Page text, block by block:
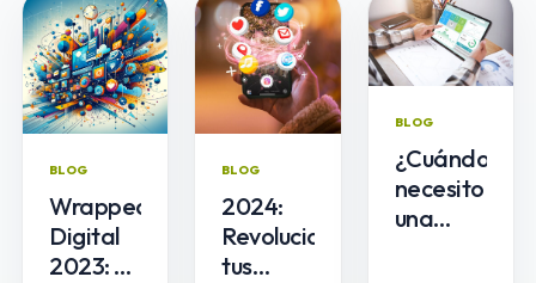
BLOG
Wrapped
Digital
2023: Un
BLOG
2024:
Revoluciona
tus
BLOG
¿Cuándo
necesito
una